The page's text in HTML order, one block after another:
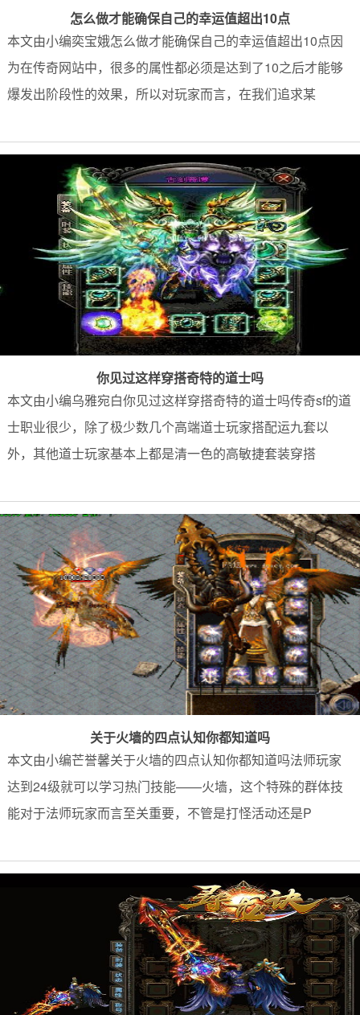
怎么做才能确保自己的幸运值超出10点
本文由小编奕宝娥怎么做才能确保自己的幸运值超出10点因
为在传奇网站中，很多的属性都必须是达到了10之后才能够
爆发出阶段性的效果，所以对玩家而言，在我们追求某
你见过这样穿搭奇特的道士吗
本文由小编乌雅宛白你见过这样穿搭奇特的道士吗传奇sf的道
士职业很少，除了极少数几个高端道士玩家搭配运九套以
外，其他道士玩家基本上都是清一色的高敏捷套装穿搭
关于火墙的四点认知你都知道吗
本文由小编芒誉馨关于火墙的四点认知你都知道吗法师玩家
达到24级就可以学习热门技能——火墙，这个特殊的群体技
能对于法师玩家而言至关重要，不管是打怪活动还是P